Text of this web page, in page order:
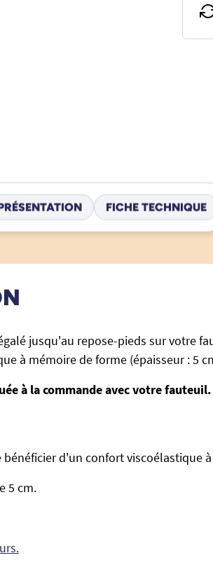
FICHE TECHNIQUE
jusqu'au repose-pieds sur votre
à mémoire de forme (épaisseur : 5
à la commande avec votre
d'un confort viscoélastique
5 cm.